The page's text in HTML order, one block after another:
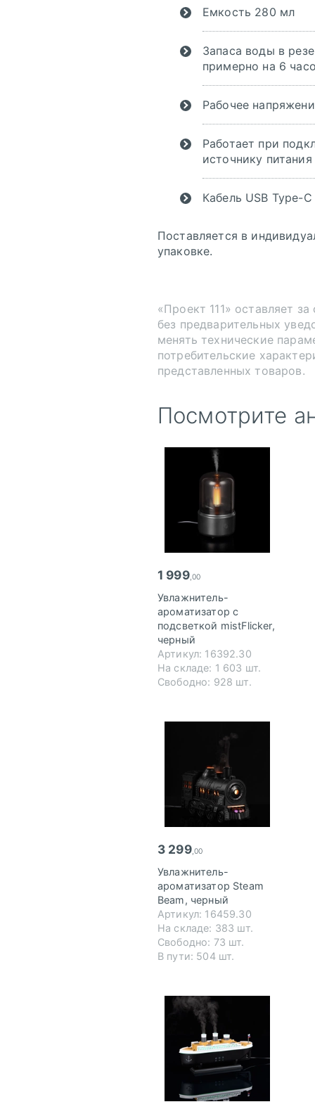
Емкость 280 мл
Запаса воды в
примерно на 6
Рабочее
Работает при
источнику питания
Кабель USB Type-
Поставляется в
упаковке.
«Проект 111» оставляет
без предварительных
менять технические
потребительские
представленных товаров.
Посмотрите
1 999,00
Увлажнитель-
ароматизатор с
подсветкой mistFlicker,
черный
Артикул: 16392.30
На складе: 1 603 шт.
Свободно: 928 шт.
3 299,00
Увлажнитель-
ароматизатор Steam
Beam, черный
Артикул: 16459.30
На складе: 383 шт.
Свободно: 73 шт.
В пути: 504 шт.